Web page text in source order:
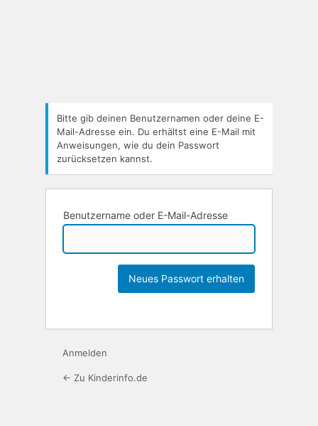
Bitte gib deinen Benutzernamen oder deine E-
Mail-Adresse ein. Du erhältst eine E-Mail mit
Anweisungen, wie du dein Passwort
zurücksetzen kannst.
Benutzername oder E-Mail-Adresse
Anmelden
← Zu Kinderinfo.de